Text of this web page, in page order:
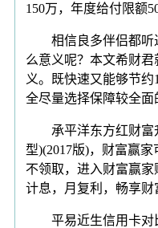
150万，年度给付限额
相信良多伴侣都听
么意义呢？本文希财
义。既快速又能够节
全尽量选择保障较全面
承平洋东方红财富
型)(2017版)，财富赢
不领取，进入财富赢
计息，月复利，畅享财
平易近生信用卡对